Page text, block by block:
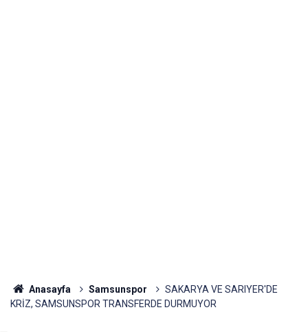
Anasayfa Samsunspor
SAKARYA VE SARIYER'DE
KRİZ, SAMSUNSPOR TRANSFERDE DURMUYOR